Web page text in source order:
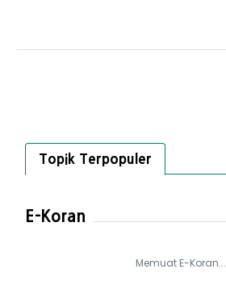
Topik Terpopuler
E-Koran
Memuat E-Koran...